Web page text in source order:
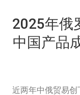
2025年俄
中国产品
近两年中俄贸易创